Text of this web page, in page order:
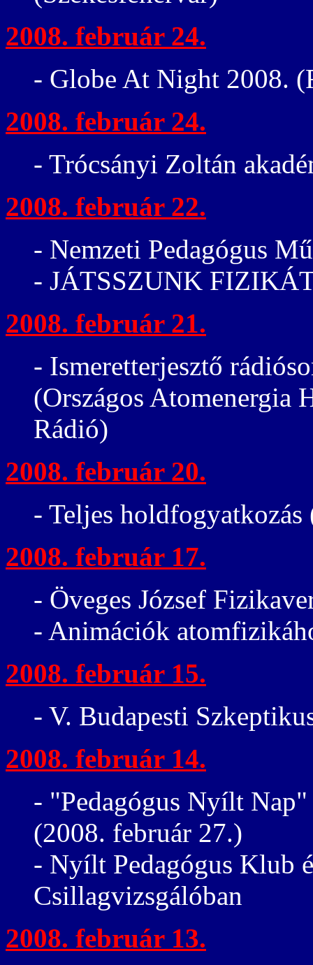
2008. február 24.
- Globe At Night 2008.
2008. február 24.
- Trócsányi Zoltán
2008. február 22.
- Nemzeti Pedagógus
- JÁTSSZUNK
2008. február 21.
- Ismeretterjesztő
(Országos Atomenergia
Rádió)
2008. február 20.
- Teljes
2008. február 17.
- Öveges József
- Animációk
2008. február 15.
- V. Budapesti
2008. február 14.
- "Pedagógus Nyílt
(2008. február 27.)
- Nyílt Pedagógus Klub
Csillagvizsgálóban
2008. február 13.